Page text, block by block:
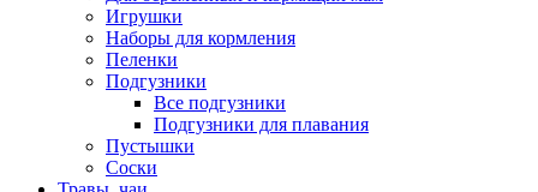
Игрушки
Наборы для кормления
Пеленки
Подгузники
Все подгузники
Подгузники для плавания
Пустышки
Соски